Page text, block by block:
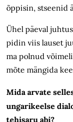
õppisin, stseenid
Ühel päeval
pidin viis lauset
ma polnud
mõte mängida
Mida arvate
ungarikeelse
tehisaru abi?